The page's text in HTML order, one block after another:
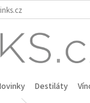
Destiláty